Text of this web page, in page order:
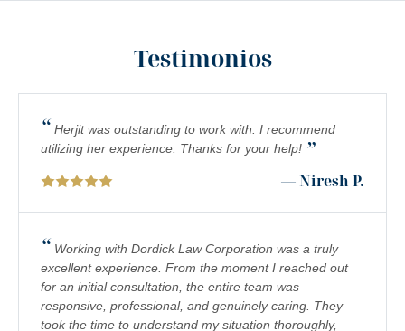
Testimonios
“ Herjit was outstanding to work with. I recommend
utilizing her experience. Thanks for your help! ”
— Niresh P.
“ Working with Dordick Law Corporation was a truly
excellent experience. From the moment I reached out
for an initial consultation, the entire team was
responsive, professional, and genuinely caring. They
took the time to understand my situation thoroughly,